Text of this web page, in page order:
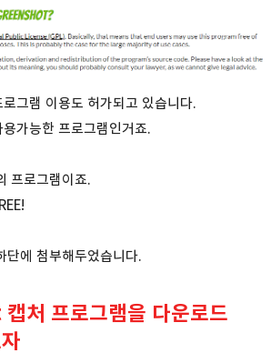
그램 이용도 허가되고 있습니다.
가능한 프로그램인거죠.
프로그램이죠.
단에 첨부해두었습니다.
처 프로그램을 다운로드